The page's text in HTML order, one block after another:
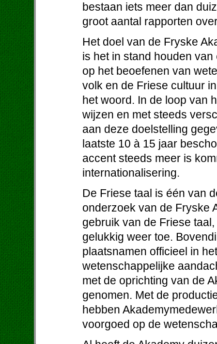
bestaan iets meer dan
groot aantal rapporten
Het doel van de Fryske
is het in stand houden
op het beoefenen van
volk en de Friese cultuur
het woord. In de loop van
wijzen en met steeds
aan deze doelstelling
laatste 10 à 15 jaar
accent steeds meer is
internationalisering.
De Friese taal is één van
onderzoek van de Fryske
gebruik van de Friese
gelukkig weer toe.
plaatsnamen officieel in
wetenschappelijke
met de oprichting van de
genomen. Met de
hebben
voorgoed op de